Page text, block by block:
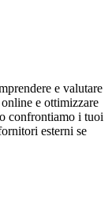
e valutare
e ottimizzare
confrontiamo i tuoi
esterni se